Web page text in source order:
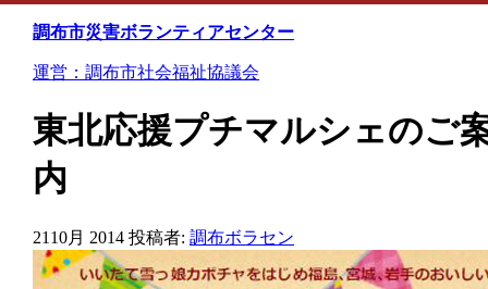
Skip
調布市災害ボランティアセンター
運営：調布市社会福祉協議会
東北応援プチマルシェのご
内
21 10月 2014 投稿者: 調布ボラセン